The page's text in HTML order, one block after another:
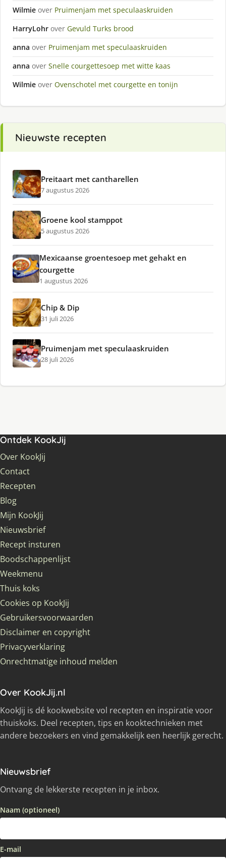
Wilmie over Pruimenjam met speculaaskruiden
HarryLohr over Gevuld Turks brood
anna over Pruimenjam met speculaaskruiden
anna over Snelle courgettesoep met witte kaas
Wilmie over Ovenschotel met courgette en tonijn
Nieuwste recepten
Preitaart met cantharellen
7 augustus 2026
Groene kool stamppot
5 augustus 2026
Mexicaanse groentesoep met gehakt en
courgette
1 augustus 2026
Chip & Dip
31 juli 2026
Pruimenjam met speculaaskruiden
28 juli 2026
Ontdek KookJij
Over KookJij
Contact
Recepten
Blog
Mijn KookJij
Nieuwsbrief
Recept insturen
Boodschappenlijst
Weekmenu
Thuis koks
Cookies op KookJij
Gebruikersvoorwaarden
Disclaimer en copyright
Privacyverklaring
Onrechtmatige inhoud melden
Over KookJij.nl
KookJij is dé kookwebsite vol recepten en inspiratie voor
thuiskoks. Deel recepten, tips en kooktechnieken met
andere bezoekers en vind gemakkelijk een heerlijk gerecht.
Nieuwsbrief
Ontvang de lekkerste recepten in je inbox.
Naam (optioneel)
E-mail